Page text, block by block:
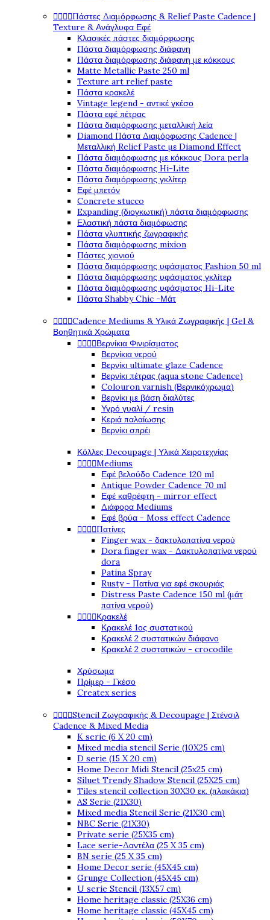
Πάστες Διαμόρφωσης & Relief Paste Cadence |
Texture & Ανάγλυφα Εφέ
Κλασικές πάστες διαμόρφωσης
Πάστα διαμόρφωσης διάφανη
Πάστα διαμόρφωσης διάφανη με κόκκους
Matte Metallic Paste 250 ml
Texture art relief paste
Πάστα κρακελέ
Vintage legend - αντικέ γκέσο
Πάστα εφέ πέτρας
Πάστα διαμόρφωσης μεταλλική λεία
Diamond Πάστα Διαμόρφωσης Cadence |
Μεταλλική Relief Paste με Diamond Effect
Πάστα διαμόρφωσης με κόκκους Dora perla
Πάστα διαμόρφωσης Hi-Lite
Πάστα διαμόρφωσης γκλίτερ
Εφέ μπετόν
Concrete stucco
Expanding (διογκωτική) πάστα διαμόρφωσης
Ελαστική πάστα διαμόφωσης
Πάστα γλυπτικής ζωγραφικής
Πάστα διαμόρφωσης mixion
Πάστες χιονιού
Πάστα διαμόρφωσης υφάσματος Fashion 50 ml
Πάστα διαμόρφωσης υφάσματος γκλίτερ
Πάστα διαμόρφωσης υφάσματος Hi-Lite
Πάστα Shabby Chic -Μάτ
Cadence Mediums & Υλικά Ζωγραφικής | Gel &
Βοηθητικά Χρώματα
Βερνίκια Φινιρίσματος
Βερνίκια νερού
Βερνίκι ultimate glaze Cadence
Βερνίκι πέτρας (aqua stone Cadence)
Colouron varnish (Βερνικόχρωμα)
Βερνίκι με βάση διαλύτες
Υγρό γυαλί / resin
Κεριά παλαίωσης
Βερνίκι σπρέι
Κόλλες Decoupage | Υλικά Χειροτεχνίας
Mediums
Εφέ βελούδο Cadence 120 ml
Antique Powder Cadence 70 ml
Εφέ καθρέφτη - mirror effect
Διάφορα Mediums
Εφέ βρύα - Moss effect Cadence
Πατίνες
Finger wax - δακτυλοπατίνα νερού
Dora finger wax - Δακτυλοπατίνα νερού
dora
Patina Spray
Rusty - Πατίνα για εφέ σκουριάς
Distress Paste Cadence 150 ml (μάτ
πατίνα νερού)
Κρακελέ
Κρακελέ 1ος συστατικού
Κρακελέ 2 συστατικών διάφανο
Κρακελέ 2 συστατικών - crocodile
Χρύσωμα
Πρίμερ - Γκέσο
Createx series
Stencil Ζωγραφικής & Decoupage | Στένσιλ
Cadence & Mixed Media
K serie (6 X 20 cm)
Mixed media stencil Serie (10X25 cm)
D serie (15 X 20 cm)
Home Decor Midi Stencil (25x25 cm)
Siluet Trendy Shadow Stencil (25X25 cm)
Tiles stencil collection 30X30 εκ. (πλακάκια)
AS Serie (21X30)
Mixed media Stencil Serie (21X30 cm)
NBC Serie (21X30)
Private serie (25X35 cm)
Lace serie-Δαντέλα (25 X 35 cm)
BN serie (25 X 35 cm)
Home Decor serie (45X45 cm)
Grunge Collection (45X45 cm)
U serie Stencil (13X57 cm)
Home heritage classic (25X36 cm)
Home heritage classic (45X45 cm)